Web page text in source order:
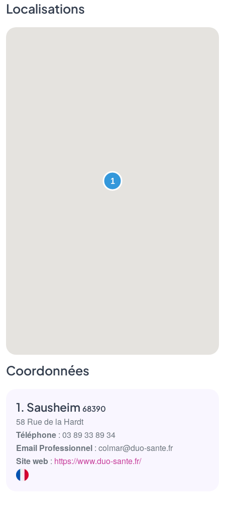
Localisations
Coordonnées
1. Sausheim 68390
58 Rue de la Hardt
Téléphone : 03 89 33 89 34
Email Professionnel : colmar@duo-sante.fr
Site web : https://www.duo-sante.fr/